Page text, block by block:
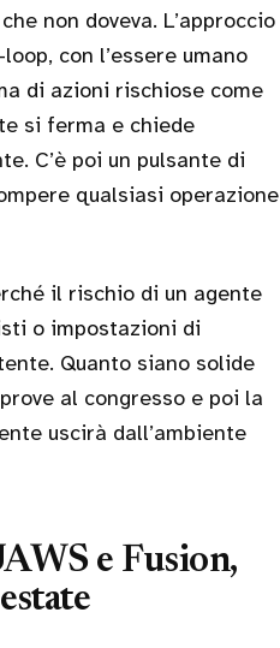
non doveva. L’approccio
con l’essere umano
di azioni rischiose come
si ferma e chiede
C’è poi un pulsante di
qualsiasi operazione
il rischio di un agente
o impostazioni di
Quanto siano solide
al congresso e poi la
uscirà dall’ambiente
e Fusion,